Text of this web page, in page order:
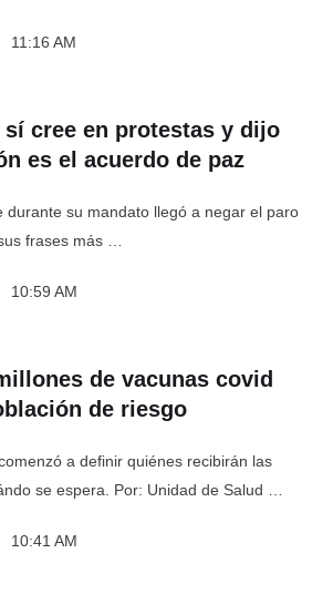
11:16 AM
sí cree en protestas y dijo
es el acuerdo de paz
durante su mandato llegó a negar el paro
frases más …
10:59 AM
de vacunas covid
de riesgo
a definir quiénes recibirán las
se espera. Por: Unidad de Salud …
10:41 AM